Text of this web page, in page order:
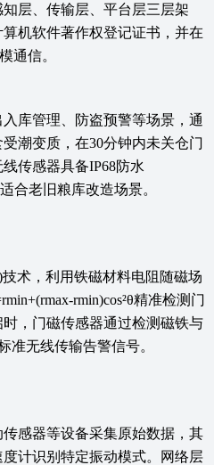
层、传输层、平台层三层架
机软件著作权登记证书，并在
通信。
库管理、防盗预警等场景，通
潮变质，在30分钟内未关仓门
传感器具备IP68防水
合老旧粮库改造场景。
术，利用铁磁材料电阻随磁场
rmin)cos²θ精准检测门
，门磁传感器通过检测磁铁与
准无线传输告警信号。
感器等设备采集原始数据，其
计识别特定振动模式。网络层